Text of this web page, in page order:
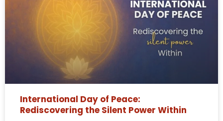
International Day of Peace:
Rediscovering the Silent Power Within